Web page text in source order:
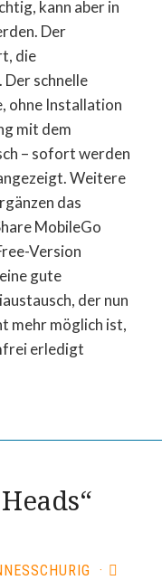
kann aber in
Der
die
schnelle
ohne Installation
mit dem
– sofort werden
Weitere
das
MobileGo
Version
gute
der nun
mehr möglich ist,
erledigt
·